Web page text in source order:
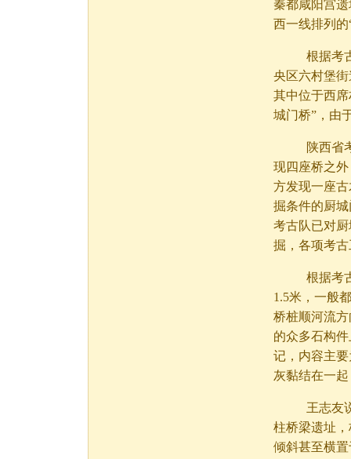
秦都咸阳宫
西一线排列的
根据考古
央区六村堡
其中位于西
城门桥”，由
陕西省考
现四座桥之
方发现一座
掘条件的厨
考古队已对
掘，各项考
根据考古
1.5米，一般
桥桩顺河流
的众多石构
记，内容主
灰黏结在一
王志友说
柱桥梁遗址
倾斜甚至横